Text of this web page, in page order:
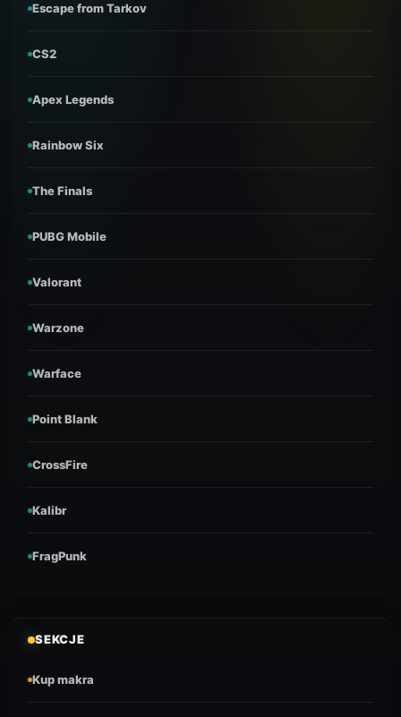
Escape from Tarkov
CS2
Apex Legends
Rainbow Six
The Finals
PUBG Mobile
Valorant
Warzone
Warface
Point Blank
CrossFire
Kalibr
FragPunk
SEKCJE
Kup makra